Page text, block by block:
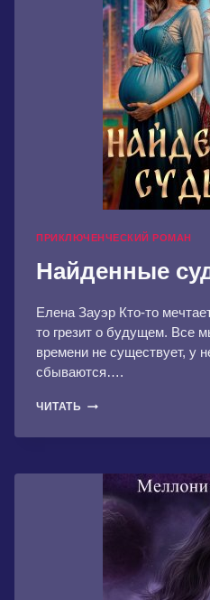
ПРИКЛЮЧЕНЧЕСКИЙ РОМАН
Найденные
Елена Зауэр Кто-то
то грезит о будущем. Все
времени не существует, у
сбываются….
ЧИТАТЬ НАЙДЕННЫЕ